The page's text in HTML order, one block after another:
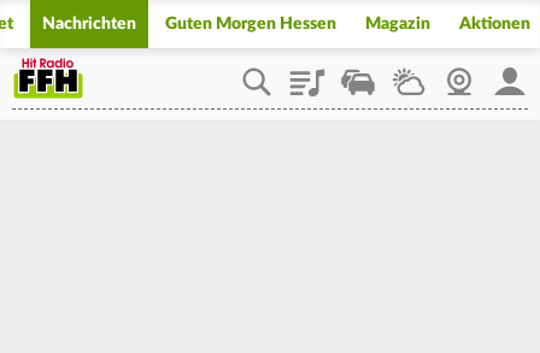
Nachrichten Guten Morgen Hessen Magazin Aktionen
PlaylistStaupilotWetterWebcam